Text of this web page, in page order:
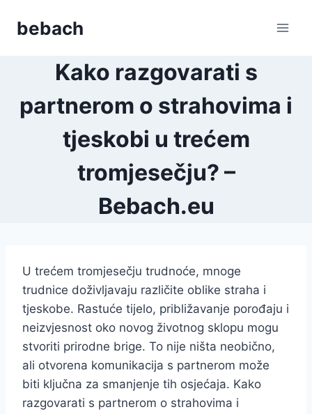
bebach
Kako razgovarati s
partnerom o strahovima i
tjeskobi u trećem
tromjesečju? –
Bebach.eu
U trećem tromjesečju trudnoće, mnoge
trudnice doživljavaju različite oblike straha i
tjeskobe. Rastuće tijelo, približavanje porođaju i
neizvjesnost oko novog životnog sklopu mogu
stvoriti prirodne brige. To nije ništa neobično,
ali otvorena komunikacija s partnerom može
biti ključna za smanjenje tih osjećaja. Kako
razgovarati s partnerom o strahovima i